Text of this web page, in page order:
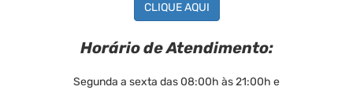
CLIQUE AQUI
Horário de Atendimento:
Segunda a sexta das 08:00h às 21:00h e